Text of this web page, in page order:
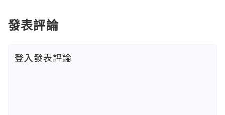
發表評論
登入發表評論